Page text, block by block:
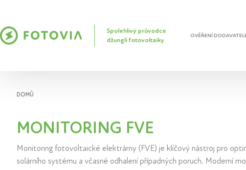
Spolehlivý průvodce
džunglí fotovoltaiky
OVĚŘENÍ
DOMŮ
MONITORING FVE
Monitoring fotovoltaické elektrárny (FVE) je klíčový nástroj pro
solárního systému a včasné odhalení případných poruch. Moderní